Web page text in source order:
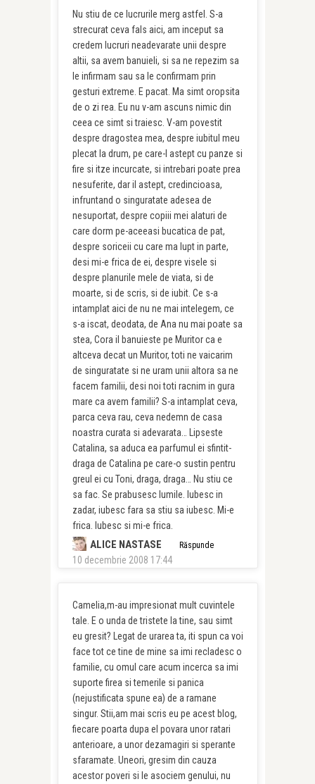
Nu stiu de ce lucrurile merg astfel. S-a
strecurat ceva fals aici, am inceput sa
credem lucruri neadevarate unii despre
altii, sa avem banuieli, si sa ne repezim sa
le infirmam sau sa le confirmam prin
gesturi extreme. E pacat. Ma simt oropsita
de o zi rea. Eu nu v-am ascuns nimic din
ceea ce simt si traiesc. V-am povestit
despre dragostea mea, despre iubitul meu
plecat la drum, pe care-l astept cu panze si
fire si itze incurcate, si intrebari poate prea
nesuferite, dar il astept, credincioasa,
infruntand o singuratate adesea de
nesuportat, despre copiii mei alaturi de
care dorm pe-aceeasi bucatica de pat,
despre soriceii cu care ma lupt in parte,
desi mi-e frica de ei, despre visele si
despre planurile mele de viata, si de
moarte, si de scris, si de iubit. Ce s-a
intamplat aici de nu ne mai intelegem, ce
s-a iscat, deodata, de Ana nu mai poate sa
stea, Cora il banuieste pe Muritor ca e
altceva decat un Muritor, toti ne vaicarim
de singuratate si ne uram unii altora sa ne
facem familii, desi noi toti racnim in gura
mare ca avem familii? S-a intamplat ceva,
parca ceva rau, ceva nedemn de casa
noastra curata si adevarata… Lipseste
Catalina, sa aduca ea parfumul ei sfintit-
draga de Catalina pe care-o sustin pentru
greul ei cu Toni, draga, draga… Nu stiu ce
sa fac. Se prabusesc lumile. Iubesc in
zadar, iubesc fara sa stiu sa iubesc. Mi-e
frica. Iubesc si mi-e frica.
ALICE NASTASE
10 decembrie 2008 17:44
Răspunde
Camelia,m-au impresionat mult cuvintele
tale. E o unda de tristete la tine, sau simt
eu gresit? Legat de urarea ta, iti spun ca voi
face tot ce tine de mine sa imi recladesc o
familie, cu omul care acum incerca sa imi
suporte firea si temerile si panica
(nejustificata spune ea) de a ramane
singur. Stii,am mai scris eu pe acest blog,
fiecare poarta dupa el povara unor ratari
anterioare, a unor dezamagiri si sperante
sfaramate. Uneori, gresim din cauza
acestor poveri si le asociem genului, nu